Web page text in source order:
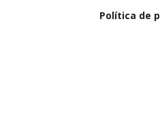
Política de